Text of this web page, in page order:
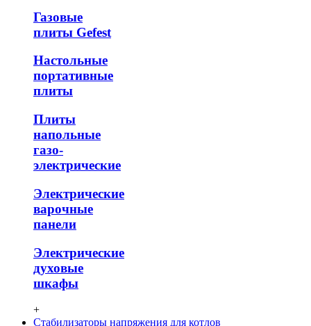
Газовые
плиты Gefest
Настольные
портативные
плиты
Плиты
напольные
газо-
электрические
Электрические
варочные
панели
Электрические
духовые
шкафы
+
Стабилизаторы напряжения для котлов